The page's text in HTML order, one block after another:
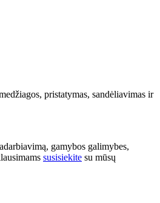
pristatymas, sandėliavimas ir
gamybos galimybes,
susisiekite su mūsų